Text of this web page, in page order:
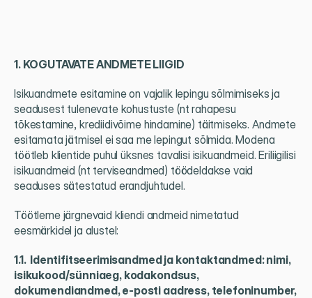
1. KOGUTAVATE ANDMETE LIIGID
Isikuandmete esitamine on vajalik lepingu sõlmimiseks ja
seadusest tulenevate kohustuste (nt rahapesu
tõkestamine, krediidivõime hindamine) täitmiseks. Andmete
esitamata jätmisel ei saa me lepingut sõlmida. Modena
töötleb klientide puhul üksnes tavalisi isikuandmeid. Eriliigilisi
isikuandmeid (nt terviseandmed) töödeldakse vaid
seaduses sätestatud erandjuhtudel.
Töötleme järgnevaid kliendi andmeid nimetatud
eesmärkidel ja alustel:
1.1.  Identifitseerimisandmed ja kontaktandmed: nimi,
isikukood/sünniaeg, kodakondsus,
dokumendiandmed, e-posti aadress, telefoninumber,